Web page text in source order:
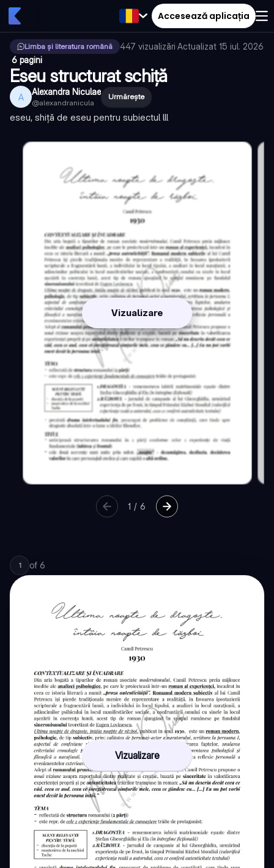
Accesează aplicația
Limba și literatura română 447 vizualizări·Actualizat 15 iul. 2026
·6 pagini
Eseu structurat schiță
A Alexandra Niculae
@alexandranicula
Urmărește
eseu, shiță de eseu pentru subiectul lll
Vizualizare
1 /6
1 of 6
Vizualizare